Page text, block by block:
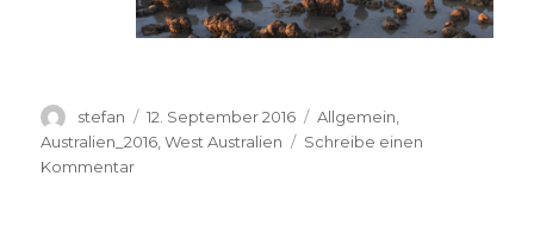
Autor
stefan
Veröffentlicht
am
12. September 2016 Kategorien
Allgemein
Australien_2016 ,West Australien
Schreibe einen
Kommentarzu